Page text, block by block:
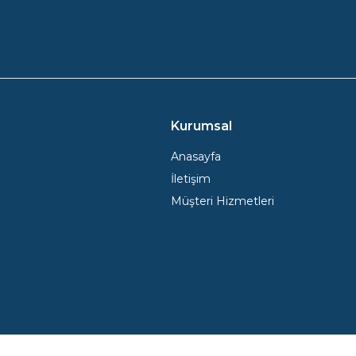
Kurumsal
Anasayfa
İletişim
Müşteri Hizmetleri